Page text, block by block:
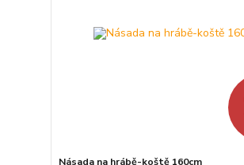
Násada na hrábě-koště 160cm